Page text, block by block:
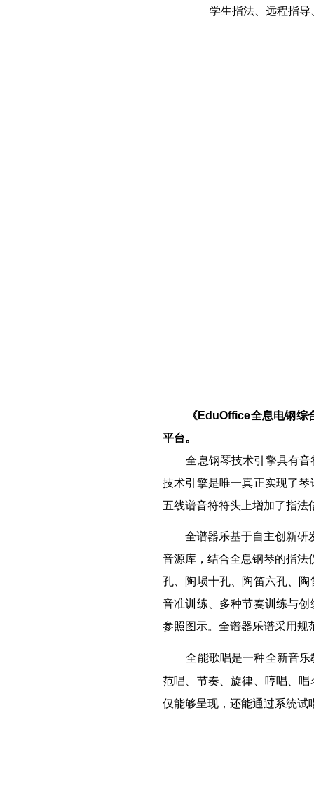
《EduOffice全息电钢
平台。
全息钢琴技术引擎具有音符
技术引擎是唯一真正实现了
五线谱音符符头上增加了指
全谱器乐基于自主创新研发
音源库，结合全息钢琴的指法
孔、陶埙十孔、陶笛六孔、
音准训练、多种节奏训练与
参照图示。全谱器乐谱采用规
全能歌唱是一种全新音
范唱、节奏、旋律、哼唱、
仅能够呈现，还能通过系统
学生指法、远程指